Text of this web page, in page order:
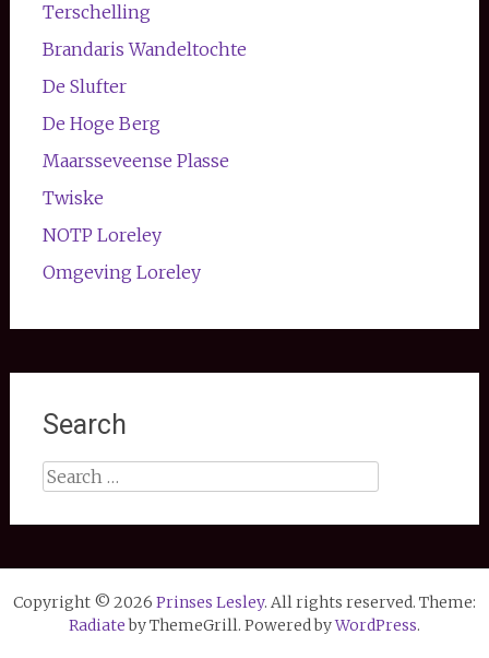
Terschelling
Brandaris Wandeltochte
De Slufter
De Hoge Berg
Maarsseveense Plasse
Twiske
NOTP Loreley
Omgeving Loreley
Search
Search
Copyright © 2026 Prinses Lesley. All rights reserved. Theme:
Radiateby ThemeGrill. Powered byWordPress.